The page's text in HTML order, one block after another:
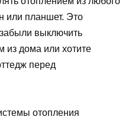
или планшет. Это
выключить
из дома или хотите
перед
отопления